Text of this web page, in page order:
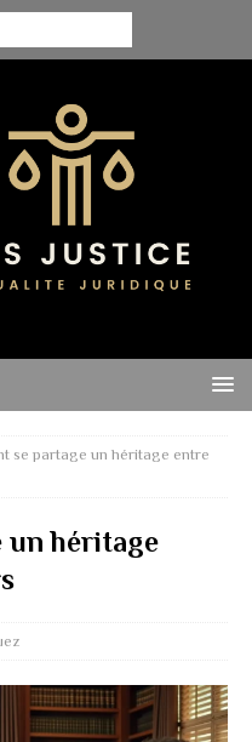
se partage un héritage entre
un héritage